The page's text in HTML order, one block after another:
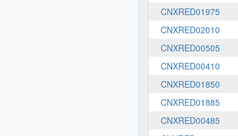
CNXRED01975
CNXRED02010
CNXRED00505
CNXRED00410
CNXRED01850
CNXRED01885
CNXRED00485